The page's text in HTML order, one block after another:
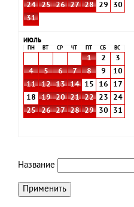
24
25 26 27 28 29
30
31
ИЮЛЬ
ПН ВТ СР ЧТ СБ ВС
1 2
3
4
5 6 7 8 9
10
11
12 13 14 15 16
17
18
19 20 21 22 23
24
25
26 27 28 29 30 31
Название